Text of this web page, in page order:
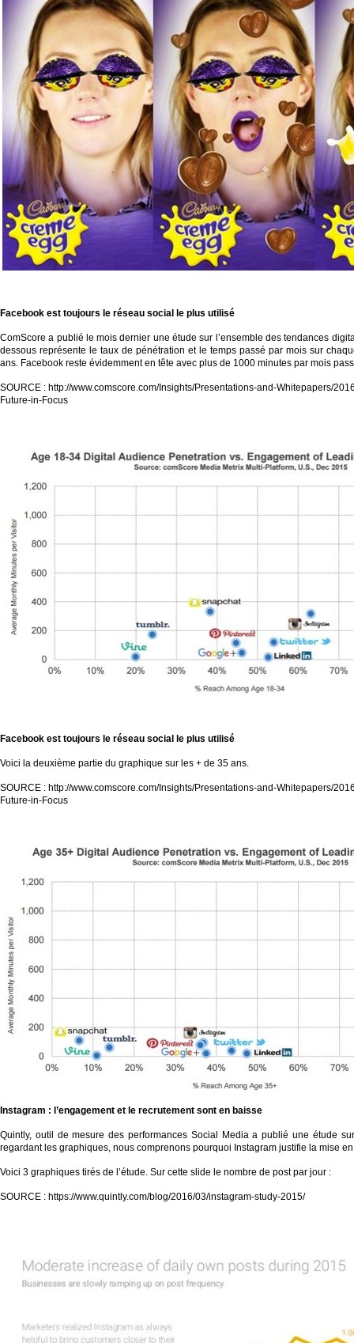
Facebook est toujours le réseau social le plus utilisé
ComScore a publié le mois dernier une étude sur l’ensemble des tendances
dessous représente le taux de pénétration et le temps passé par mois sur
ans. Facebook reste évidemment en tête avec plus de 1000 minutes par mois
SOURCE : http://www.comscore.com/Insights/Presentations-and-Whitepapers/
Future-in-Focus
Facebook est toujours le réseau social le plus utilisé
Voici la deuxième partie du graphique sur les + de 35 ans.
SOURCE : http://www.comscore.com/Insights/Presentations-and-Whitepapers/
Future-in-Focus
Instagram : l’engagement et le recrutement sont en baisse
Quintly, outil de mesure des performances Social Media a publié une étude
regardant les graphiques, nous comprenons pourquoi Instagram justifie la mise
Voici 3 graphiques tirés de l’étude. Sur cette slide le nombre de post par jour :
SOURCE : https://www.quintly.com/blog/2016/03/instagram-study-2015/